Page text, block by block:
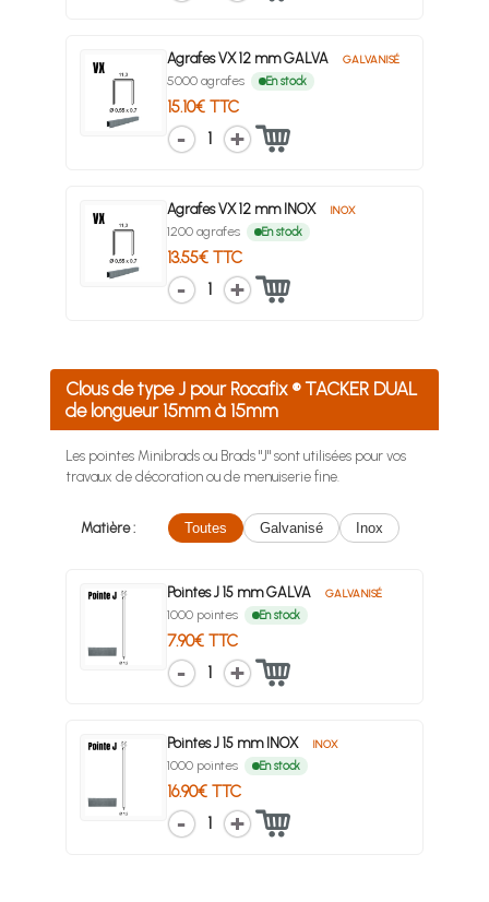
Agrafes VX 12 mm GALVA GALVANISÉ
5000 agrafes En stock
15.10€ TTC
1
Agrafes VX 12 mm INOX INOX
1200 agrafes En stock
13.55€ TTC
1
Clous de type J pour Rocafix ® TACKER DUAL
de longueur 15mm à 15mm
Les pointes Minibrads ou Brads "J" sont utilisées pour vos
travaux de décoration ou de menuiserie fine.
Matière : Toutes Galvanisé Inox
Pointes J 15 mm GALVA GALVANISÉ
1000 pointes En stock
7.90€ TTC
1
Pointes J 15 mm INOX INOX
1000 pointes En stock
16.90€ TTC
1